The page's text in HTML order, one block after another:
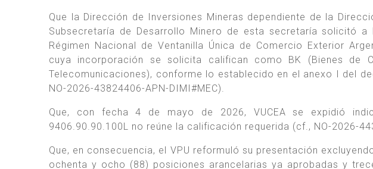
Que la Dirección de Inversiones Mineras dependiente de la
Subsecretaría de Desarrollo Minero de esta secretaría solicitó a
Régimen Nacional de Ventanilla Única de Comercio Exterior
cuya incorporación se solicita califican como BK (Bienes de
Telecomunicaciones), conforme lo establecido en el anexo I del
NO-2026-43824406-APN-DIMI#MEC).
Que, con fecha 4 de mayo de 2026, VUCEA se expidió
9406.90.90.100L no reúne la calificación requerida (cf., NO-2026-
Que, en consecuencia, el VPU reformuló su presentación
ochenta y ocho (88) posiciones arancelarias ya aprobadas y